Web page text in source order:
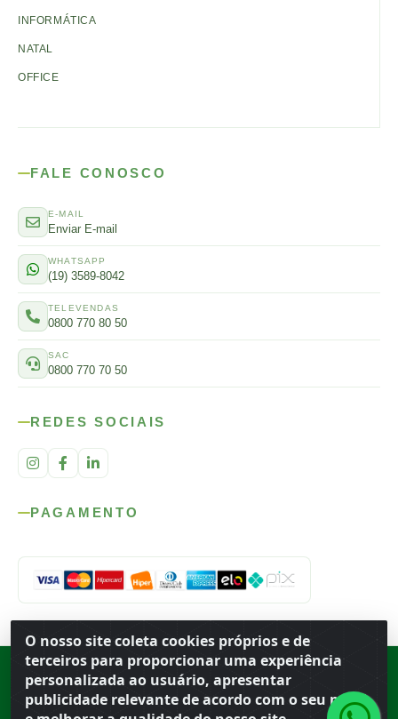
O nosso site coleta cookies próprios e de
terceiros para proporcionar uma experiência
personalizada ao usuário, apresentar
publicidade relevante de acordo com o seu perfil
INFORMÁTICA
NATAL
OFFICE
FALE CONOSCO
E-MAIL
Enviar E-mail
WHATSAPP
(19) 3589-8042
TELEVENDAS
0800 770 80 50
SAC
0800 770 70 50
REDES SOCIAIS
PAGAMENTO
Rod. SP-215, s/n, km 98 — Área Rural Porto Ferreira
13.669-899· CNPJ 56.679.863/0001-91
© 2026 Atacado Ideal